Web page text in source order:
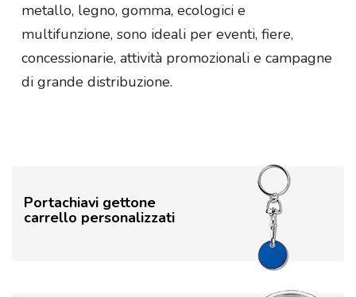
metallo, legno, gomma, ecologici e
multifunzione, sono ideali per eventi, fiere,
concessionarie, attività promozionali e campagne
di grande distribuzione.
Portachiavi gettone
carrello personalizzati